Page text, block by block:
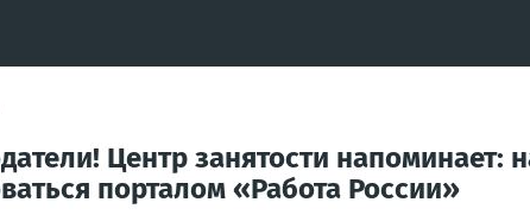
Центр занятости напоминает:
порталом «Работа России»